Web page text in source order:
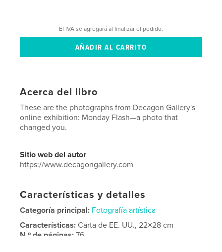
El IVA se agregará al finalizar el pedido.
Acerca del libro
These are the photographs from Decagon Gallery's
online exhibition: Monday Flash—a photo that
changed you.
Sitio web del autor
https://www.decagongallery.com
Características y detalles
Categoría principal: Fotografía artística
Características:Carta de EE. UU., 22×28 cm
N.º de páginas:76